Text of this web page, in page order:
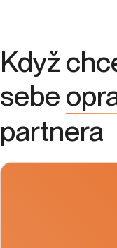
Když
sebe
partnera